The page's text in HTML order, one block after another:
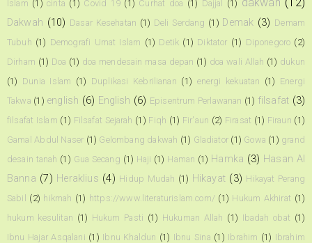
Islam (1) cinta (1) Covid 19 (1) Curhat doa (1) Dajjal (1)
Dakwah (10) Dasar Kesehatan (1) Deli Serdang (1) Demak (3) Demam
Tubuh (1) Demografi Umat Islam (1) Detik (1) Diktator (1) Diponegoro (2)
Dirham (1) Doa (1) doa mendesain masa depan (1) doa wali Allah (1) dukun
(1) Dunia Islam (1) Duplikasi Kebrilianan (1) energi kekuatan (1) Energi
Takwa (1) english (6) English (6) Episentrum Perlawanan (1) filsafat (3)
filsafat Islam (1) Filsafat Sejarah (1) Fiqh (1) Fir'aun (2) Firasat (1) Firaun (1)
Gamal Abdul Naser (1) Gelombang dakwah (1) Gladiator (1) Gowa (1) grand
desain tanah (1) Gua Secang (1) Haji (1) Haman (1) Hamka (3) Hasan Al
Banna (7) Heraklius (4) Hidup Mudah (1) Hikayat (3) Hikayat Perang
Sabil
(2) hikmah (1) https://www.literaturislam.com/ (1) Hukum Akhirat (1)
hukum kesulitan (1) Hukum Pasti (1) Hukuman Allah (1) Ibadah obat (1)
Ibnu Hajar Asqalani (1) Ibnu Khaldun (1) Ibnu Sina (1) Ibrahim (1) Ibrahim